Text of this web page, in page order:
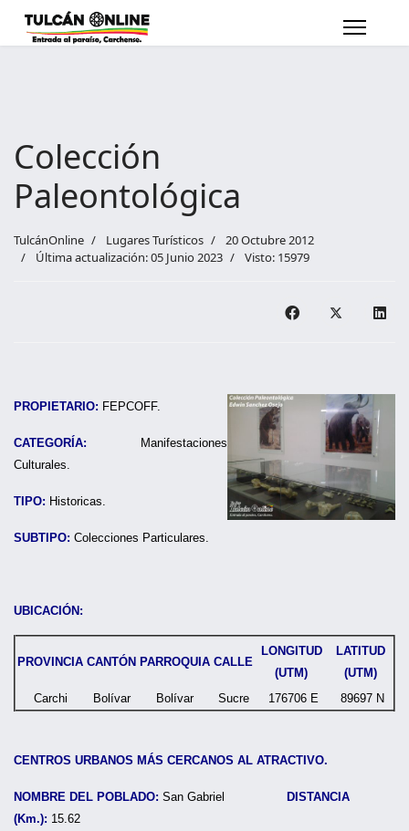
Colección
Paleontológica
TulcánOnline Lugares Turísticos
20 Octubre 2012
Última actualización: 05 Junio 2023
Visto: 15979
PROPIETARIO: FEPCOFF.
CATEGORÍA: Manifestaciones
Culturales.
TIPO: Historicas.
SUBTIPO: Colecciones Particulares.
UBICACIÓN:
PROVINCIA CANTÓN PARROQUIA CALLE
LONGITUD
(UTM)
LATITUD
(UTM)
Carchi
Bolívar Bolívar Sucre 176706 E 89697 N
CENTROS URBANOS MÁS CERCANOS AL ATRACTIVO.
NOMBRE DEL POBLADO: San Gabriel
DISTANCIA
(Km.): 15.62